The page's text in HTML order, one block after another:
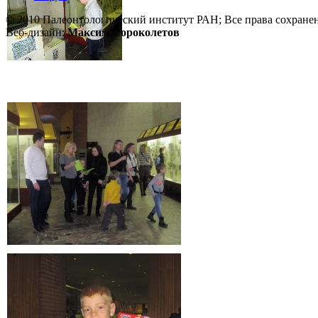
© 2010 Палеонтологический институт РАН; Все права
Веб-дизайн:Максим Сороколетов